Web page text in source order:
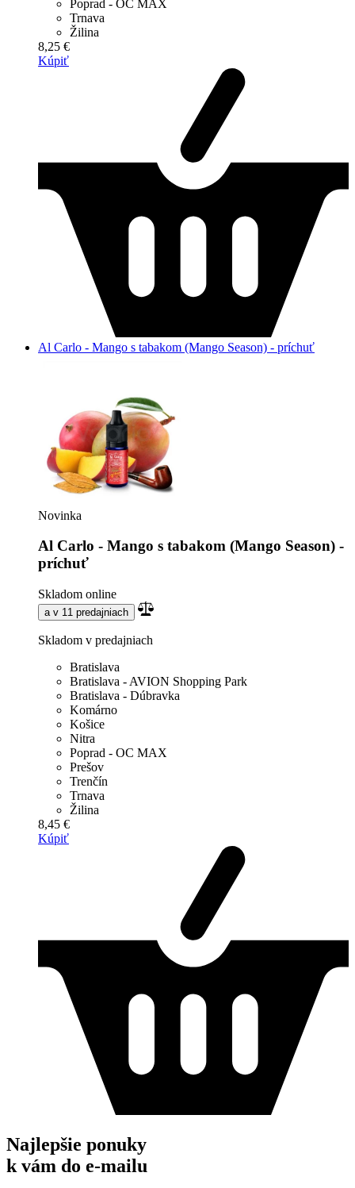
Poprad - OC MAX
Trnava
Žilina
8,25 €
Kúpiť
Al Carlo - Mango s tabakom (Mango Season) - príchuť
Novinka
Al Carlo - Mango s tabakom (Mango Season) -
príchuť
Skladom online
a v 11 predajniach
Skladom v predajniach
Bratislava
Bratislava - AVION Shopping Park
Bratislava - Dúbravka
Komárno
Košice
Nitra
Poprad - OC MAX
Prešov
Trenčín
Trnava
Žilina
8,45 €
Kúpiť
Najlepšie ponuky
k vám do e-mailu